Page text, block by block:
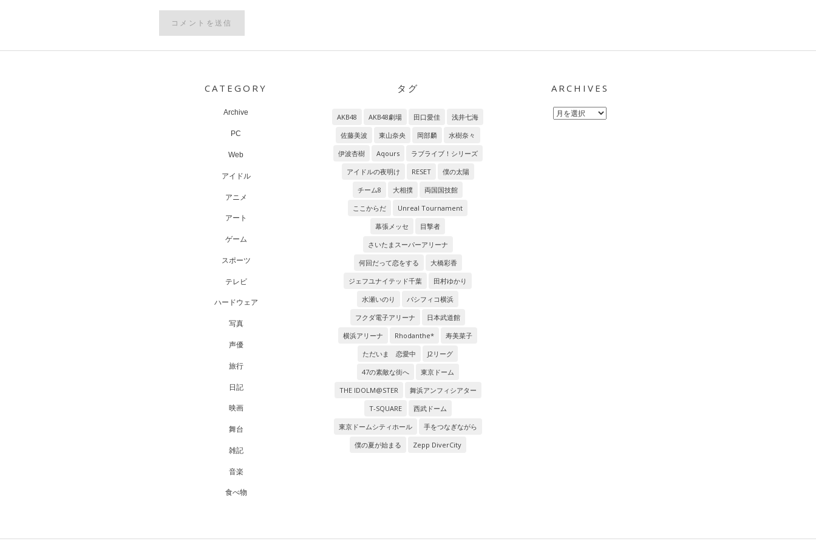
CATEGORY
Archive
PC
Web
アイドル
アニメ
アート
ゲーム
スポーツ
テレビ
ハードウェア
写真
声優
旅行
日記
映画
舞台
雑記
音楽
食べ物
タグ
AKB48 AKB48劇場 田口愛佳
浅井七海
佐藤美波
東山奈央 岡部麟
水樹奈々
伊波杏樹
Aqours
ラブライブ！シリーズ
アイドルの夜明け
RESET
僕の太陽
チーム8
大相撲
両国国技館
ここからだ
Unreal Tournament
幕張メッセ
目撃者
さいたまスーパーアリーナ
何回だって恋をする
大橋彩香
ジェフユナイテッド千葉
田村ゆかり
水瀬いのり
パシフィコ横浜
フクダ電子アリーナ
日本武道館
横浜アリーナ
Rhodanthe*
寿美菜子
ただいま 恋愛中
J2リーグ
47の素敵な街へ
東京ドーム
THE IDOLM@STER
舞浜アンフィシアター
T-SQUARE
西武ドーム
東京ドームシティホール
手をつなぎながら
僕の夏が始まる
Zepp DiverCity
ARCHIVES
Archives